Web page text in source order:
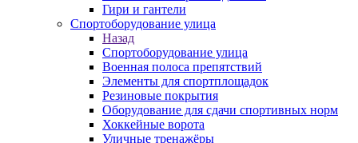
Гири и гантели
Спортоборудование улица
Назад
Спортоборудование улица
Военная полоса препятствий
Элементы для спортплощадок
Резиновые покрытия
Оборудование для сдачи спортивных норм
Хоккейные ворота
Уличные тренажёры